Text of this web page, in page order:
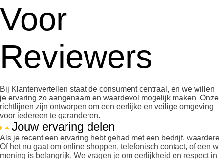
Voor
Reviewers
Bij Klantenvertellen staat de consument centraal, en we willen
je ervaring zo aangenaam en waardevol mogelijk maken. Onze
richtlijnen zijn ontworpen om een eerlijke en veilige omgeving
voor iedereen te garanderen.
Jouw ervaring delen
Als je recent een ervaring hebt gehad met een bedrijf,
Of het nu gaat om online shoppen, telefonisch contact, of een
mening is belangrijk. We vragen je om eerlijkheid en respect